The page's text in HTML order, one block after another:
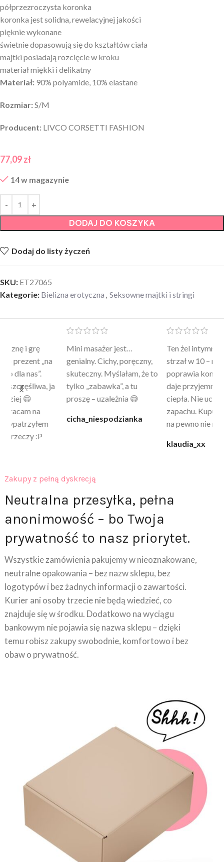
półprzezroczysta koronka
koronka jest solidna, rewelacyjnej jakości
pięknie wykonane
świetnie dopasowują się do kształtów ciała
majtki posiadają rozcięcie w kroku
materiał miękki i delikatny
Materiał: 90% polyamide, 10% elastane
Rozmiar:S/M
Producent: LIVCO CORSETTI FASHION
77,09zł
14 w magazynie
DODAJ DO KOSZYKA
Dodaj do listy życzeń
SKU: ET27065
Kategorie: Bielizna erotyczna , Seksowne majtki i stringi
Mini masażer jest…
genialny. Cichy, poręczny,
skuteczny. Myślałam, że to
tylko „zabawka”, a tu
proszę – uzależnia 😅
cicha_niespodzianka
Ten żel intymny to był
strzał w 10 – nie tylko
poprawia komfort, ale też
daje przyjemne uczucie
ciepła. Nie uczula, bez
zapachu. Kupuję już 3 raz i
na pewno nie raz kupie
Zakupy z pełną dyskrecją
Neutralna przesyłka, pełna
anonimowość – bo Twoja
prywatność to nasz priorytet.
Wszystkie zamówienia pakujemy w nieoznakowane,
neutralne opakowania – bez nazw sklepu, bez
logotypów i bez żadnych informacji o zawartości.
Kurier ani osoby trzecie nie będą wiedzieć, co
znajduje się w środku. Dodatkowo na wyciągu
bankowym nie pojawia się nazwa sklepu – dzięki
temu robisz zakupy swobodnie, komfortowo i bez
obaw o prywatność.